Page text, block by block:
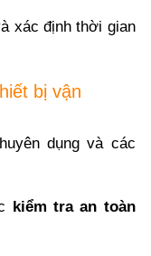
xác định thời gian
bị vận
dụng và các
kiểm tra an toàn